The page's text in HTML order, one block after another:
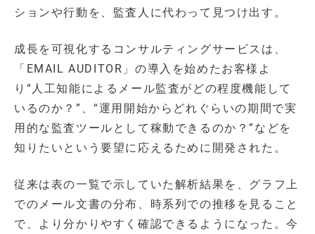
ションや行動を、監査人に代わって見つけ出す。
成長を可視化するコンサルティングサービスは、
「EMAIL AUDITOR」の導入を始めたお客様よ
り“人工知能によるメール監査がどの程度機能して
いるのか？”、“運用開始からどれぐらいの期間で実
用的な監査ツールとして稼動できるのか？”などを
知りたいという要望に応えるために開発された。
従来は表の一覧で示していた解析結果を、グラフ上
でのメール文書の分布、時系列での推移を見ること
で、より分かりやすく確認できるようになった。今